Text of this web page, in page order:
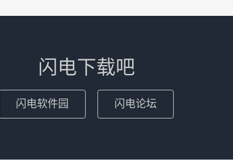
闪电下载吧
闪电软件园 闪电论坛